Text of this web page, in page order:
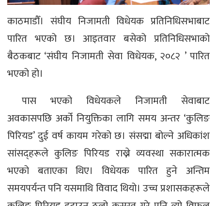
काठमाडौँ। संघीय निजामती विधेयक प्रतिनिधिसभाबाट
पारित भएको छ। आइतवार बसेको प्रतिनिधिसभाको
बैठकबाट ‘संघीय निजामती सेवा विधेयक, २०८२ ’ पारित
भएको हो।
पास भएको विधेयकले निजामती सेवाबाट
अवकासपछि अर्को नियुक्तिका लागि समय अन्तर ‘कुलिङ
पिरियड’ दुई वर्ष कायम गरेको छ। संसद्मा बोल्ने अधिकांश
सांसद्हरूले कुलिङ पिरियड राख्ने व्यवस्था सकारात्मक
भएको बताएका थिए। विधेयक पारित हुने अन्तिम
समयपर्यन्त पनि यसमाथि विवाद थियो। उच्च प्रशासकहरूले